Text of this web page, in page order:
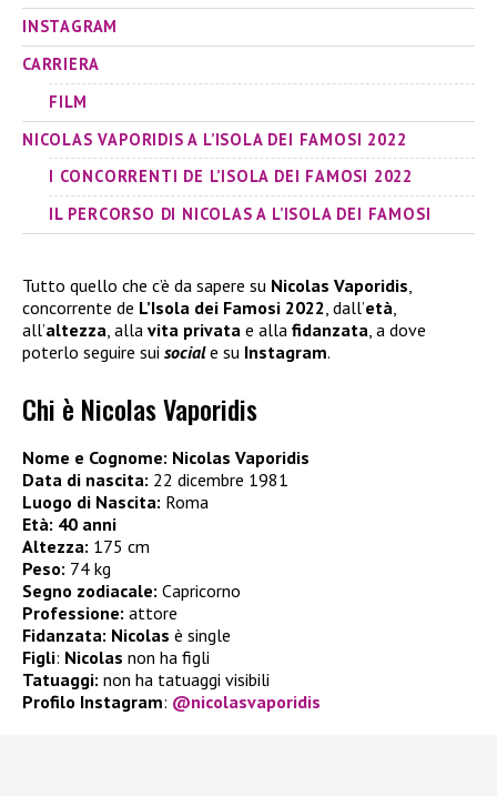
INSTAGRAM
CARRIERA
FILM
NICOLAS VAPORIDIS A L’ISOLA DEI FAMOSI 2022
I CONCORRENTI DE L’ISOLA DEI FAMOSI 2022
IL PERCORSO DI NICOLAS A L’ISOLA DEI FAMOSI
Tutto quello che c’è da sapere su Nicolas Vaporidis,
concorrente de L’Isola dei Famosi 2022, dall’età,
all’altezza, alla vita privata e alla fidanzata, a dove
poterlo seguire sui sociale su Instagram.
Chi è Nicolas Vaporidis
Nome e Cognome: Nicolas Vaporidis
Data di nascita: 22 dicembre 1981
Luogo di Nascita: Roma
Età: 40 anni
Altezza: 175 cm
Peso: 74 kg
Segno zodiacale: Capricorno
Professione: attore
Fidanzata: Nicolas è single
Figli: Nicolas non ha figli
Tatuaggi: non ha tatuaggi visibili
Profilo Instagram: @nicolasvaporidis